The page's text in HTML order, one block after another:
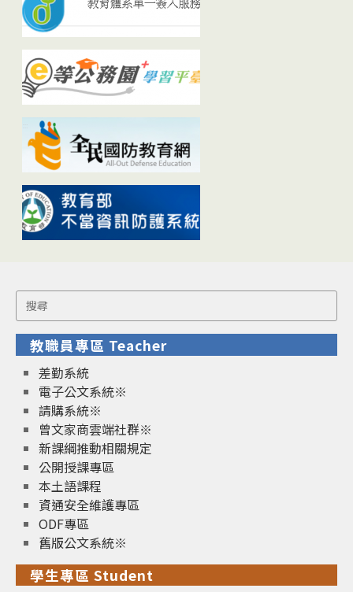
Search
for:
教職員專區 Teacher
差勤系統
電子公文系統※
請購系統※
曾文家商雲端社群※
新課綱推動相關規定
公開授課專區
本土語課程
資通安全維護專區
ODF專區
舊版公文系統※
學生專區 Student